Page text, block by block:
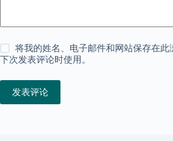
将我的姓名、电子邮件和网站保存在此
下次发表评论时使用。
发表评论